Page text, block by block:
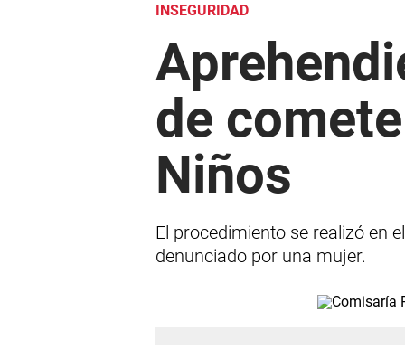
INSEGURIDAD
de
Niños
El procedimiento se realizó en
denunciado por una mujer.